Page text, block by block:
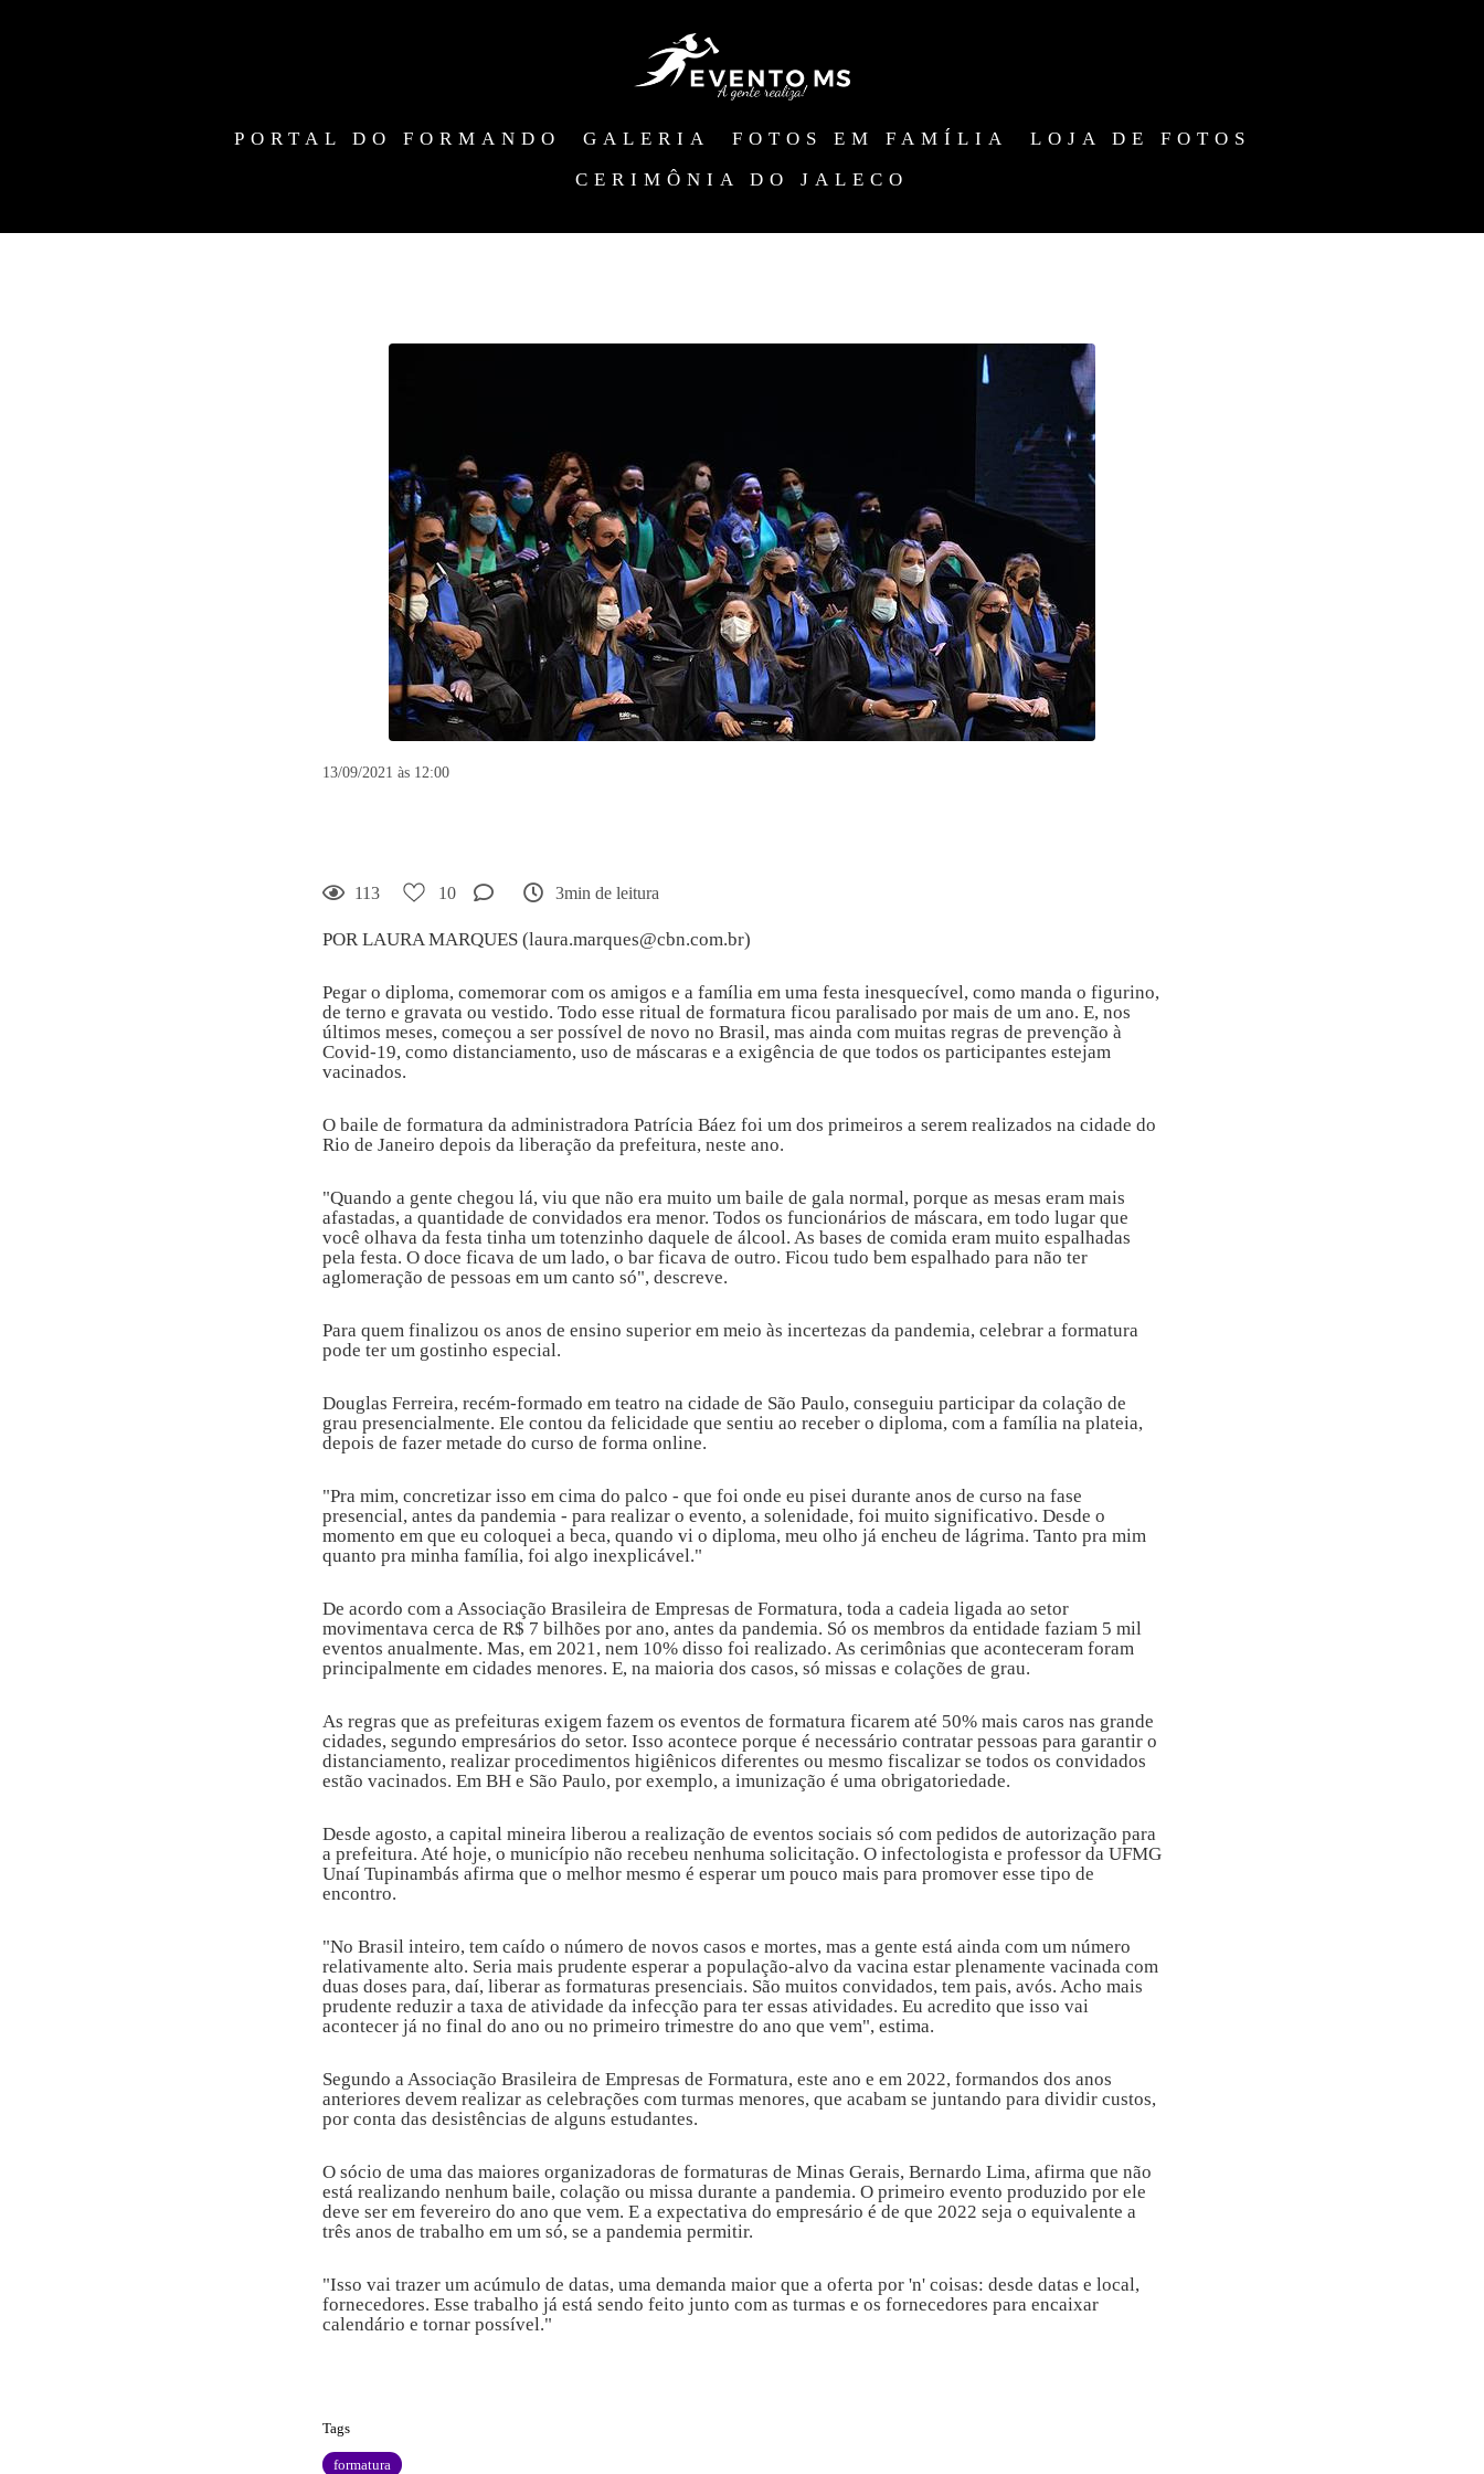
PORTAL DO FORMANDO GALERIA FOTOS EM FAMÍLIA
LOJA DE FOTOS
CERIMÔNIA DO JALECO
13/09/2021 às 12:00
113 10 3min de leitura
POR LAURA MARQUES (laura.marques@cbn.com.br)
Pegar o diploma, comemorar com os amigos e a família em uma festa inesquecível, como manda o figurino,
de terno e gravata ou vestido. Todo esse ritual de formatura ficou paralisado por mais de um ano. E, nos
últimos meses, começou a ser possível de novo no Brasil, mas ainda com muitas regras de prevenção à
Covid-19, como distanciamento, uso de máscaras e a exigência de que todos os participantes estejam
vacinados.
O baile de formatura da administradora Patrícia Báez foi um dos primeiros a serem realizados na cidade do
Rio de Janeiro depois da liberação da prefeitura, neste ano.
"Quando a gente chegou lá, viu que não era muito um baile de gala normal, porque as mesas eram mais
afastadas, a quantidade de convidados era menor. Todos os funcionários de máscara, em todo lugar que
você olhava da festa tinha um totenzinho daquele de álcool. As bases de comida eram muito espalhadas
pela festa. O doce ficava de um lado, o bar ficava de outro. Ficou tudo bem espalhado para não ter
aglomeração de pessoas em um canto só", descreve.
Para quem finalizou os anos de ensino superior em meio às incertezas da pandemia, celebrar a formatura
pode ter um gostinho especial.
Douglas Ferreira, recém-formado em teatro na cidade de São Paulo, conseguiu participar da colação de
grau presencialmente. Ele contou da felicidade que sentiu ao receber o diploma, com a família na plateia,
depois de fazer metade do curso de forma online.
"Pra mim, concretizar isso em cima do palco - que foi onde eu pisei durante anos de curso na fase
presencial, antes da pandemia - para realizar o evento, a solenidade, foi muito significativo. Desde o
momento em que eu coloquei a beca, quando vi o diploma, meu olho já encheu de lágrima. Tanto pra mim
quanto pra minha família, foi algo inexplicável."
De acordo com a Associação Brasileira de Empresas de Formatura, toda a cadeia ligada ao setor
movimentava cerca de R$ 7 bilhões por ano, antes da pandemia. Só os membros da entidade faziam 5 mil
eventos anualmente. Mas, em 2021, nem 10% disso foi realizado. As cerimônias que aconteceram foram
principalmente em cidades menores. E, na maioria dos casos, só missas e colações de grau.
As regras que as prefeituras exigem fazem os eventos de formatura ficarem até 50% mais caros nas grande
cidades, segundo empresários do setor. Isso acontece porque é necessário contratar pessoas para garantir o
distanciamento, realizar procedimentos higiênicos diferentes ou mesmo fiscalizar se todos os convidados
estão vacinados. Em BH e São Paulo, por exemplo, a imunização é uma obrigatoriedade.
Desde agosto, a capital mineira liberou a realização de eventos sociais só com pedidos de autorização para
a prefeitura. Até hoje, o município não recebeu nenhuma solicitação. O infectologista e professor da UFMG
Unaí Tupinambás afirma que o melhor mesmo é esperar um pouco mais para promover esse tipo de
encontro.
"No Brasil inteiro, tem caído o número de novos casos e mortes, mas a gente está ainda com um número
relativamente alto. Seria mais prudente esperar a população-alvo da vacina estar plenamente vacinada com
duas doses para, daí, liberar as formaturas presenciais. São muitos convidados, tem pais, avós. Acho mais
prudente reduzir a taxa de atividade da infecção para ter essas atividades. Eu acredito que isso vai
acontecer já no final do ano ou no primeiro trimestre do ano que vem", estima.
Segundo a Associação Brasileira de Empresas de Formatura, este ano e em 2022, formandos dos anos
anteriores devem realizar as celebrações com turmas menores, que acabam se juntando para dividir custos,
por conta das desistências de alguns estudantes.
O sócio de uma das maiores organizadoras de formaturas de Minas Gerais, Bernardo Lima, afirma que não
está realizando nenhum baile, colação ou missa durante a pandemia. O primeiro evento produzido por ele
deve ser em fevereiro do ano que vem. E a expectativa do empresário é de que 2022 seja o equivalente a
três anos de trabalho em um só, se a pandemia permitir.
"Isso vai trazer um acúmulo de datas, uma demanda maior que a oferta por 'n' coisas: desde datas e local,
fornecedores. Esse trabalho já está sendo feito junto com as turmas e os fornecedores para encaixar
calendário e tornar possível."
Tags
formatura